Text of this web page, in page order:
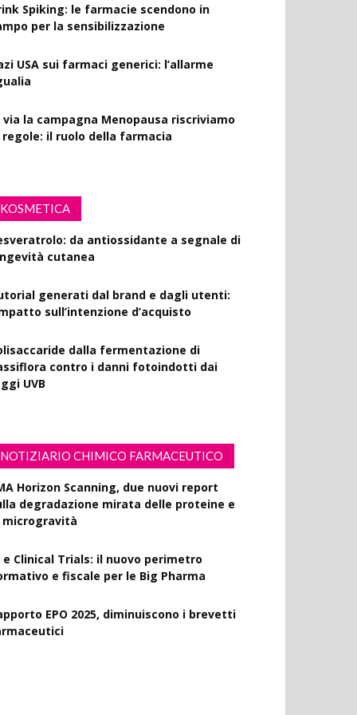
Spiking: le farmacie scendono in
per la sensibilizzazione
USA sui farmaci generici: l’allarme
via la campagna Menopausa riscriviamo
regole: il ruolo della farmacia
KOSMETICA
da antiossidante a segnale di
cutanea
generati dal brand e dagli utenti:
sull’intenzione d’acquisto
dalla fermentazione di
contro i danni fotoindotti dai
UVB
NOTIZIARIO CHIMICO FARMACEUTICO
Horizon Scanning, due nuovi report
degradazione mirata delle proteine e
microgravità
e Clinical Trials: il nuovo perimetro
e fiscale per le Big Pharma
EPO 2025, diminuiscono i brevetti